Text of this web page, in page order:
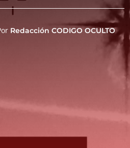
Redacción CODIGO OCULTO